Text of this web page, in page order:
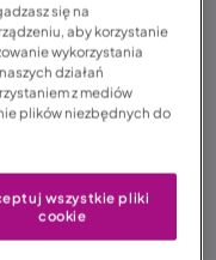
może ulec
lusterko
prawne
się na
aby korzystanie
wykorzystania
działań
z mediów
plików niezbędnych do
wszystkie pliki
cookie